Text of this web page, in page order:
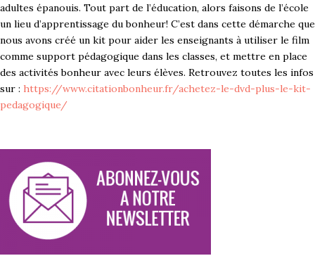
adultes épanouis. Tout part de l’éducation, alors faisons de l’école
un lieu d’apprentissage du bonheur! C’est dans cette démarche que
nous avons créé un kit pour aider les enseignants à utiliser le film
comme support pédagogique dans les classes, et mettre en place
des activités bonheur avec leurs élèves. Retrouvez toutes les infos
sur : https://www.citationbonheur.fr/achetez-le-dvd-plus-le-kit-
pedagogique/